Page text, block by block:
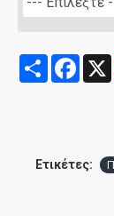
Share
Ετικέτες: